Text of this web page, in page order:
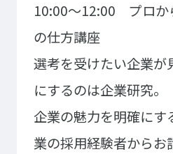
CGクリエーター科
スポーツビジネス科
こども科
東京エアトラベル・
英語キャリア科
ホテル科
10:00～12:00 プロか
の仕方講座
選考を受けたい企業が
にするのは企業研究。
企業の魅力を明確にす
業の採用経験者からお